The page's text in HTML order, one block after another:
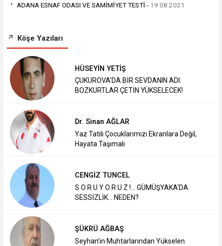
ADANA ESNAF ODASI VE SAMİMİYET TESTİ - 19.08.2021
Köşe Yazıları
HÜSEYİN YETİŞ
ÇUKUROVA’DA BİR SEVDANIN ADI:
BOZKURTLAR ÇETİN YÜKSELECEK!
Dr. Sinan AĞLAR
Yaz Tatili Çocuklarımızı Ekranlara Değil,
Hayata Taşımalı
CENGİZ TUNCEL
S O R U Y O R U Z !... GÜMÜŞYAKA'DA
SESSİZLİK... NEDEN?
ŞÜKRÜ AĞBAŞ
Seyhan’ın Muhtarlarından Yükselen